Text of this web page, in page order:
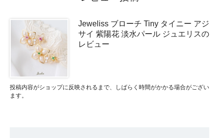
Jeweliss ブローチ Tiny タイニー アジ
サイ 紫陽花 淡水パール ジュエリスの
レビュー
投稿内容がショップに反映されるまで、しばらく時間がかかる場合がござい
ます。